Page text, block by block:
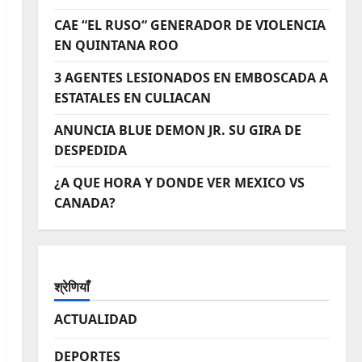
CAE “EL RUSO“ GENERADOR DE VIOLENCIA
EN QUINTANA ROO
3 AGENTES LESIONADOS EN EMBOSCADA A
ESTATALES EN CULIACAN
ANUNCIA BLUE DEMON JR. SU GIRA DE
DESPEDIDA
¿A QUE HORA Y DONDE VER MEXICO VS
CANADA?
श्रेणियाँ
ACTUALIDAD
DEPORTES